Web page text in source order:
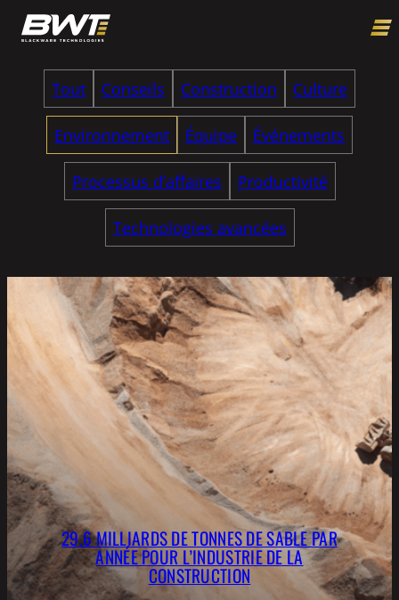
Tout Conseils Construction Culture
Environnement Équipe Événements
Processus d’affaires Productivité
Technologies avancées
29.6 MILLIARDS DE TONNES DE SABLE PAR
ANNÉE POUR L’INDUSTRIE DE LA
CONSTRUCTION